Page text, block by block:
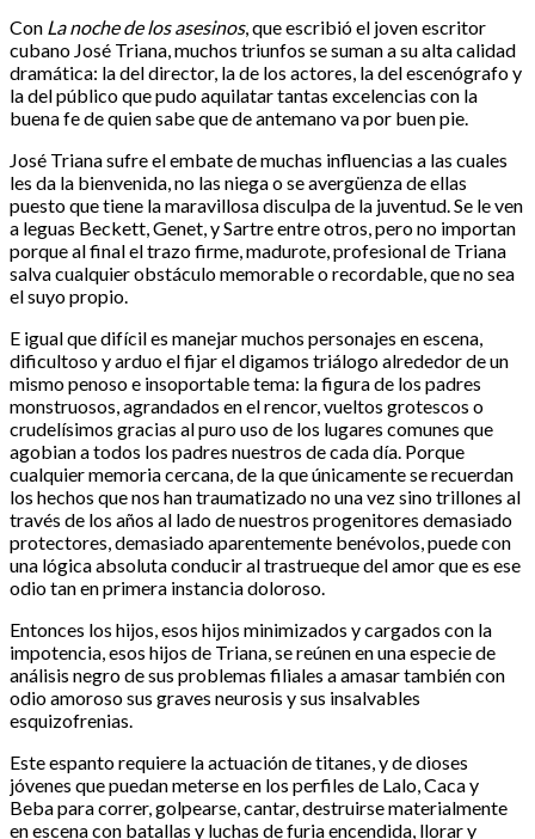
Con La noche de los asesinos, que escribió el joven escritor
cubano José Triana, muchos triunfos se suman a su alta calidad
dramática: la del director, la de los actores, la del escenógrafo y
la del público que pudo aquilatar tantas excelencias con la
buena fe de quien sabe que de antemano va por buen pie.
José Triana sufre el embate de muchas influencias a las cuales
les da la bienvenida, no las niega o se avergüenza de ellas
puesto que tiene la maravillosa disculpa de la juventud. Se le ven
a leguas Beckett, Genet, y Sartre entre otros, pero no importan
porque al final el trazo firme, madurote, profesional de Triana
salva cualquier obstáculo memorable o recordable, que no sea
el suyo propio.
E igual que difícil es manejar muchos personajes en escena,
dificultoso y arduo el fijar el digamos triálogo alrededor de un
mismo penoso e insoportable tema: la figura de los padres
monstruosos, agrandados en el rencor, vueltos grotescos o
crudelísimos gracias al puro uso de los lugares comunes que
agobian a todos los padres nuestros de cada día. Porque
cualquier memoria cercana, de la que únicamente se recuerdan
los hechos que nos han traumatizado no una vez sino trillones al
través de los años al lado de nuestros progenitores demasiado
protectores, demasiado aparentemente benévolos, puede con
una lógica absoluta conducir al trastrueque del amor que es ese
odio tan en primera instancia doloroso.
Entonces los hijos, esos hijos minimizados y cargados con la
impotencia, esos hijos de Triana, se reúnen en una especie de
análisis negro de sus problemas filiales a amasar también con
odio amoroso sus graves neurosis y sus insalvables
esquizofrenias.
Este espanto requiere la actuación de titanes, y de dioses
jóvenes que puedan meterse en los perfiles de Lalo, Caca y
Beba para correr, golpearse, cantar, destruirse materialmente
en escena con batallas y luchas de furia encendida, llorar y